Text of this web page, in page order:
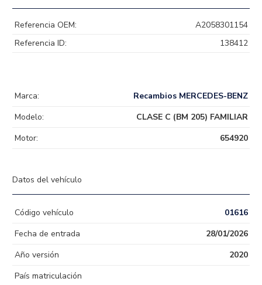
Referencia OEM:
A2058301154
Referencia ID:
138412
Marca:
Recambios MERCEDES-BENZ
Modelo:
CLASE C (BM 205) FAMILIAR
Motor:
654920
Datos del vehículo
Código vehículo
01616
Fecha de entrada
28/01/2026
Año versión
2020
País matriculación